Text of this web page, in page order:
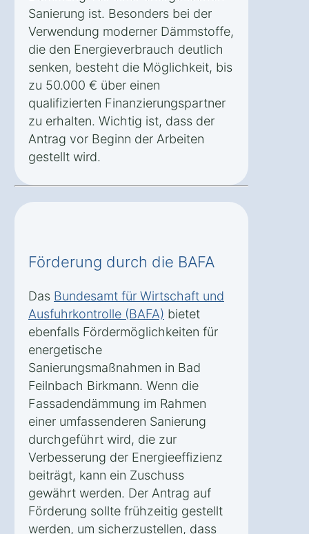
Sanierung ist. Besonders bei der
Verwendung moderner Dämmstoffe,
die den Energieverbrauch deutlich
senken, besteht die Möglichkeit, bis
zu 50.000 € über einen
qualifizierten Finanzierungspartner
zu erhalten. Wichtig ist, dass der
Antrag vor Beginn der Arbeiten
gestellt wird.
Förderung durch die BAFA
Das Bundesamt für Wirtschaft und
Ausfuhrkontrolle (BAFA) bietet
ebenfalls Fördermöglichkeiten für
energetische
Sanierungsmaßnahmen in Bad
Feilnbach Birkmann. Wenn die
Fassadendämmung im Rahmen
einer umfassenderen Sanierung
durchgeführt wird, die zur
Verbesserung der Energieeffizienz
beiträgt, kann ein Zuschuss
gewährt werden. Der Antrag auf
Förderung sollte frühzeitig gestellt
werden, um sicherzustellen, dass